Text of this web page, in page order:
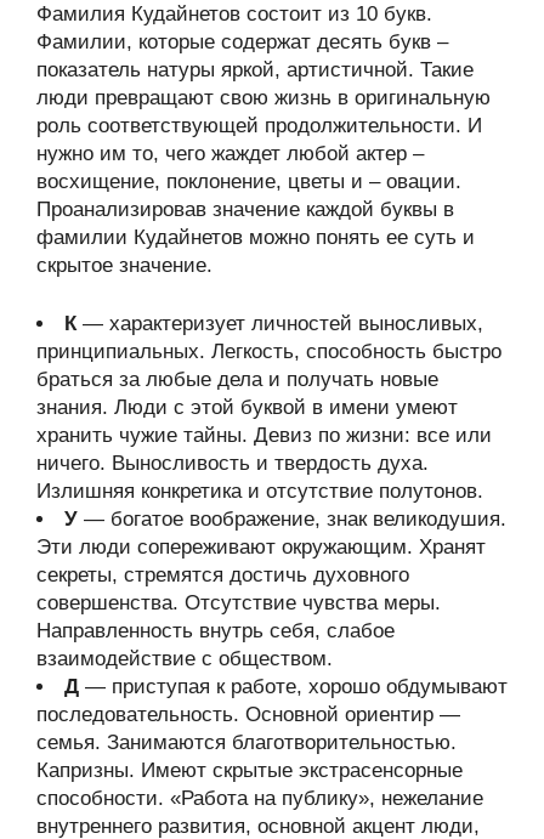
Фамилия Кудайнетов состоит из 10 букв.
Фамилии, которые содержат десять букв –
показатель натуры яркой, артистичной. Такие
люди превращают свою жизнь в оригинальную
роль соответствующей продолжительности. И
нужно им то, чего жаждет любой актер –
восхищение, поклонение, цветы и – овации.
Проанализировав значение каждой буквы в
фамилии Кудайнетов можно понять ее суть и
скрытое значение.
К— характеризует личностей выносливых,
принципиальных. Легкость, способность быстро
браться за любые дела и получать новые
знания. Люди с этой буквой в имени умеют
хранить чужие тайны. Девиз по жизни: все или
ничего. Выносливость и твердость духа.
Излишняя конкретика и отсутствие полутонов.
У — богатое воображение, знак великодушия.
Эти люди сопереживают окружающим. Хранят
секреты, стремятся достичь духовного
совершенства. Отсутствие чувства меры.
Направленность внутрь себя, слабое
взаимодействие с обществом.
Д — приступая к работе, хорошо обдумывают
последовательность. Основной ориентир —
семья. Занимаются благотворительностью.
Капризны. Имеют скрытые экстрасенсорные
способности. «Работа на публику», нежелание
внутреннего развития, основной акцент люди,